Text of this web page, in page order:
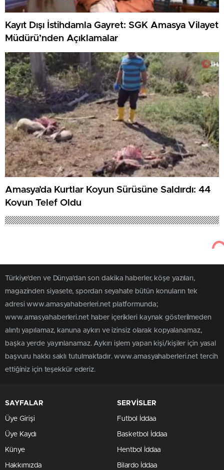
Kayıt Dışı İstihdamla Gayret: SGK Amasya Vilayet
Müdürü’nden Açıklamalar
Amasya’da Kurtlar Koyun Sürüsüne Saldırdı: 44
Koyun Telef Oldu
Türkiye'den ve Dünya’dan son dakika haberler, köşe yazıları,
magazinden siyasete, spordan seyahate bütün konuların tek
adresi www.amasyahaberleri.net platformunda;
www.amasyahaberleri.net haber içerikleri kaynak gösterilmeden
alıntı yapılamaz, kanuna aykırı ve izinsiz olarak kopyalanamaz,
başka yerde yayınlanamaz. Aykırı işlem yapan kişi/kişiler için yasal
başvuru hakkı saklı tutulmaktadır. www.amasyahaberleri.net tercih
ettiğiniz için teşekkür ederiz.
SAYFALAR
Üye Girişi
Üye Kaydı
Künye
Hakkımızda
SERVİSLER
Futbol İddaa
Basketbol İddaa
Hentbol İddaa
Bilardo İddaa